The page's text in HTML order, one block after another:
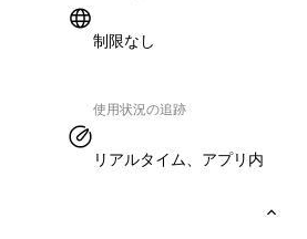
制限なし
使用状況の追跡
リアルタイム、アプリ内